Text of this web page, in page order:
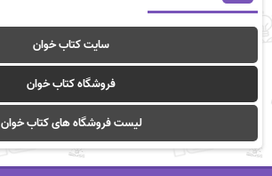
سایت کتاب خوان
فروشگاه کتاب خوان
لیست فروشگاه های کتاب خوان